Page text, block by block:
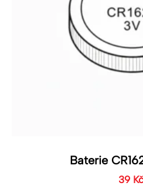
Baterie
39